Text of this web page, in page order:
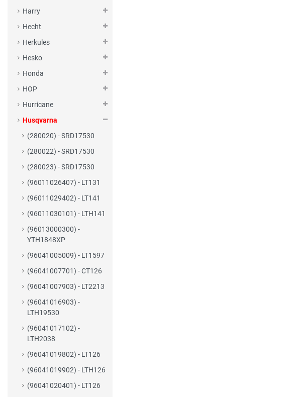
Harry
Hecht
Herkules
Hesko
Honda
HOP
Hurricane
Husqvarna
(280020) - SRD17530
(280022) - SRD17530
(280023) - SRD17530
(96011026407) - LT131
(96011029402) - LT141
(96011030101) - LTH141
(96013000300) -
YTH1848XP
(96041005009) - LT1597
(96041007701) - CT126
(96041007903) - LT2213
(96041016903) -
LTH19530
(96041017102) -
LTH2038
(96041019802) - LT126
(96041019902) - LTH126
(96041020401) - LT126